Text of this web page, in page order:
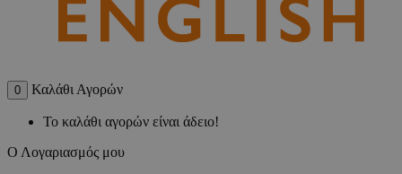
0 Καλάθι Αγορών
Το καλάθι αγορών είναι άδειο!
Ο Λογαριασμός μου